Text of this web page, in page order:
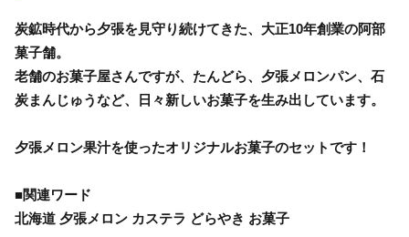
炭鉱時代から夕張を見守り続けてきた、大正10年創業の阿部
菓子舗。
老舗のお菓子屋さんですが、たんどら、夕張メロンパン、石
炭まんじゅうなど、日々新しいお菓子を生み出しています。
夕張メロン果汁を使ったオリジナルお菓子のセットです！
■関連ワード
北海道 夕張メロン カステラ どらやき お菓子